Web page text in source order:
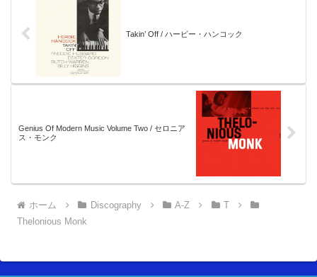
Takin’ Off / ハービー・ハンコック
Genius Of Modern Music Volume Two / セロニア
ス・モンク
ホーム Discography A-Z
T
Thelonious Monk